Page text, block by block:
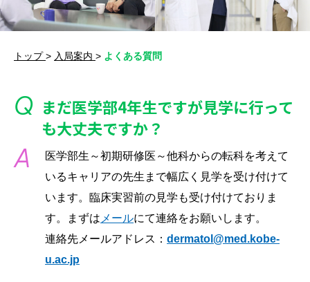
トップ > 入局案内 > よくある質問
まだ医学部4年生ですが見学に行って
も大丈夫ですか？
医学部生～初期研修医～他科からの転科を考えて
いるキャリアの先生まで幅広く見学を受け付けて
います。臨床実習前の見学も受け付けておりま
す。まずは メールにて連絡をお願いします。
連絡先メールアドレス： dermatol@med.kobe-
u.ac.jp